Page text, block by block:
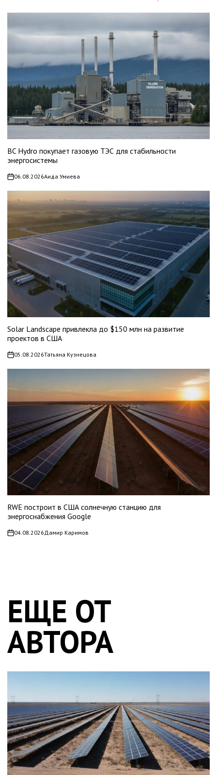
BC Hydro покупает газовую ТЭС для стабильности
энергосистемы
on06.08.2026Аида Умиева
Solar Landscape привлекла до $150 млн на развитие
проектов в США
on05.08.2026Татьяна Кузнецова
RWE построит в США солнечную станцию для
энергоснабжения Google
on04.08.2026 Дамир Каримов
ЕЩЕ ОТ
АВТОРА